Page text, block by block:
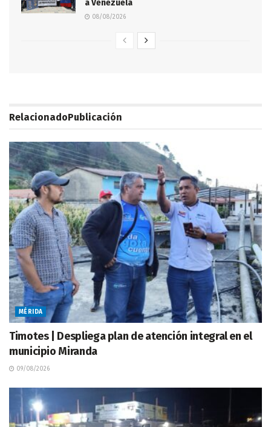
a Venezuela
08/08/2026
RelacionadoPublicación
MÉRIDA
Timotes | Despliega plan de atención integral en el
municipio Miranda
09/08/2026